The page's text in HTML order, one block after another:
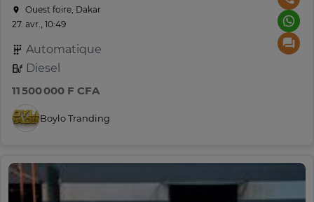
Ouest foire, Dakar
27. avr., 10:49
Automatique
Diesel
11 500 000 F CFA
Boylo Tranding